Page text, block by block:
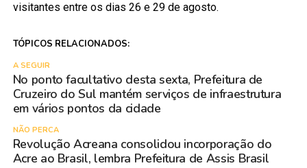
visitantes entre os dias 26 e 29 de agosto.
TÓPICOS RELACIONADOS:
A SEGUIR
No ponto facultativo desta sexta, Prefeitura de
Cruzeiro do Sul mantém serviços de infraestrutura
em vários pontos da cidade
NÃO PERCA
Revolução Acreana consolidou incorporação do
Acre ao Brasil, lembra Prefeitura de Assis Brasil